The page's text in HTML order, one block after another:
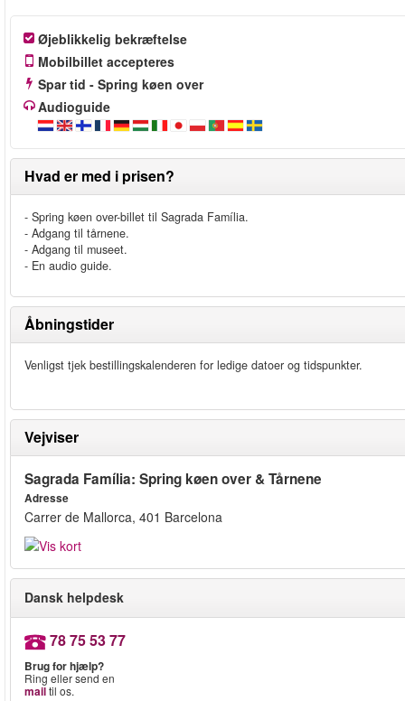
Øjeblikkelig bekræftelse
Mobilbillet accepteres
Spar tid - Spring køen over
Audioguide
Hvad er med i prisen?
- Spring køen over-billet til Sagrada Família.
- Adgang til tårnene.
- Adgang til museet.
- En audio guide.
Åbningstider
Venligst tjek bestillingskalenderen for ledige datoer og tidspunkter.
Vejviser
Sagrada Família: Spring køen over & Tårnene
Adresse
Carrer de Mallorca, 401 Barcelona
Dansk helpdesk
78 75 53 77
Brug for hjælp?
Ring eller send en
mailtil os.